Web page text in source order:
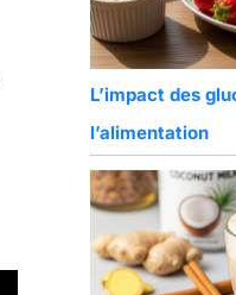
L’impact des
l’alimentation